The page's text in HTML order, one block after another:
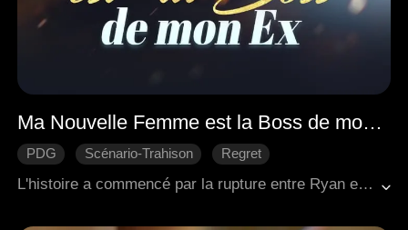
Ma Nouvelle Femme est la Boss de mon Ex
PDG Scénario-Trahison
Regret
Romance moderne
L'histoire a commencé par la rupture entre Ryan et Madison. Après avoir été trahi, Ryan a fait un retour remarquable. Eleanor, la patronne de Madison, a aussi fait preuve d'intelligence et de détermination, tandis que le matérialisme de Madison a conduit à sa chute. Ryan a finalement connu un grand succès professionnel et a épousé Eleanor.